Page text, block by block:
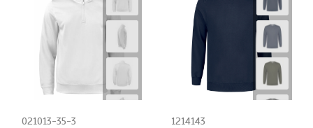
021013-35-3 1214143